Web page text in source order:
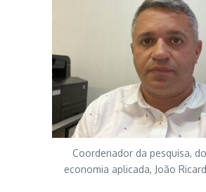
Coordenador da pesquisa,
economia aplicada, João